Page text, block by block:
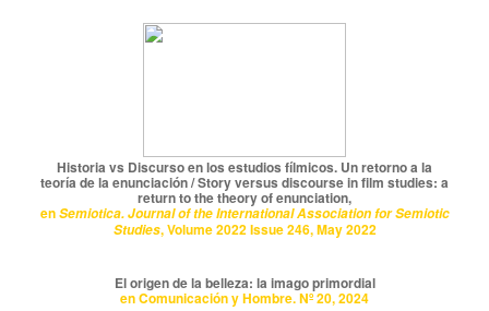
Historia vs Discurso en los estudios fílmicos. Un retorno a la
teoría de la enunciación / Story versus discourse in film studies: a
return to the theory of enunciation,
enSemiotica. Journal of the International Association for Semiotic
Studies, Volume 2022 Issue 246, May 2022
El origen de la belleza: la imago primordial
en Comunicación y Hombre. Nº 20, 2024